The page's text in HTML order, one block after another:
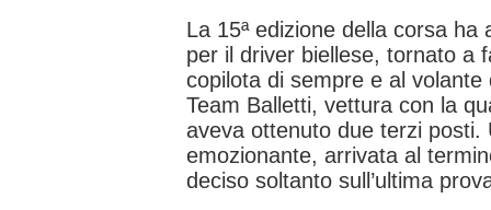
La 15ª edizione della corsa ha
per il driver biellese, tornato a
copilota di sempre e al
Team Balletti, vettura con la
aveva ottenuto due terzi posti.
emozionante, arrivata al
deciso soltanto sull’ultima